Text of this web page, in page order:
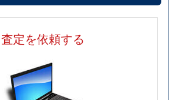
査定を依頼する